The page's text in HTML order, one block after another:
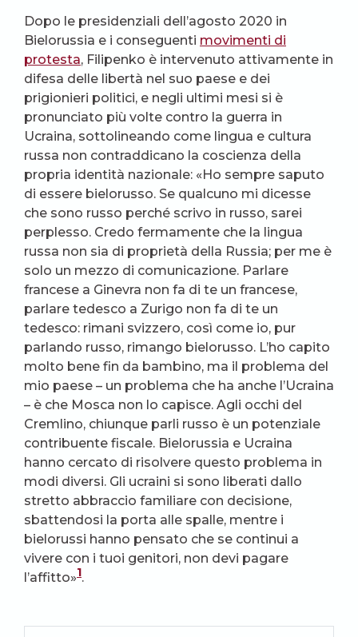
Dopo le presidenziali dell’agosto 2020 in
Bielorussia e i conseguenti movimenti di
protesta, Filipenko è intervenuto attivamente in
difesa delle libertà nel suo paese e dei
prigionieri politici, e negli ultimi mesi si è
pronunciato più volte contro la guerra in
Ucraina, sottolineando come lingua e cultura
russa non contraddicano la coscienza della
propria identità nazionale: «Ho sempre saputo
di essere bielorusso. Se qualcuno mi dicesse
che sono russo perché scrivo in russo, sarei
perplesso. Credo fermamente che la lingua
russa non sia di proprietà della Russia; per me è
solo un mezzo di comunicazione. Parlare
francese a Ginevra non fa di te un francese,
parlare tedesco a Zurigo non fa di te un
tedesco: rimani svizzero, così come io, pur
parlando russo, rimango bielorusso. L’ho capito
molto bene fin da bambino, ma il problema del
mio paese – un problema che ha anche l’Ucraina
– è che Mosca non lo capisce. Agli occhi del
Cremlino, chiunque parli russo è un potenziale
contribuente fiscale. Bielorussia e Ucraina
hanno cercato di risolvere questo problema in
modi diversi. Gli ucraini si sono liberati dallo
stretto abbraccio familiare con decisione,
sbattendosi la porta alle spalle, mentre i
bielorussi hanno pensato che se continui a
vivere con i tuoi genitori, non devi pagare
l’affitto»1.